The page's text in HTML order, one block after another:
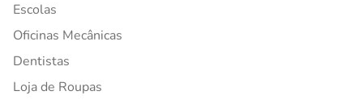
Escolas
Oficinas Mecânicas
Dentistas
Loja de Roupas